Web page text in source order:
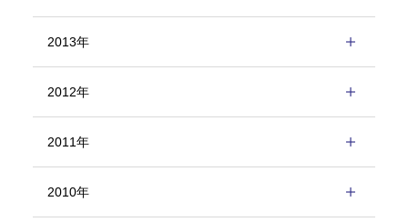
2013年
2012年
2011年
2010年